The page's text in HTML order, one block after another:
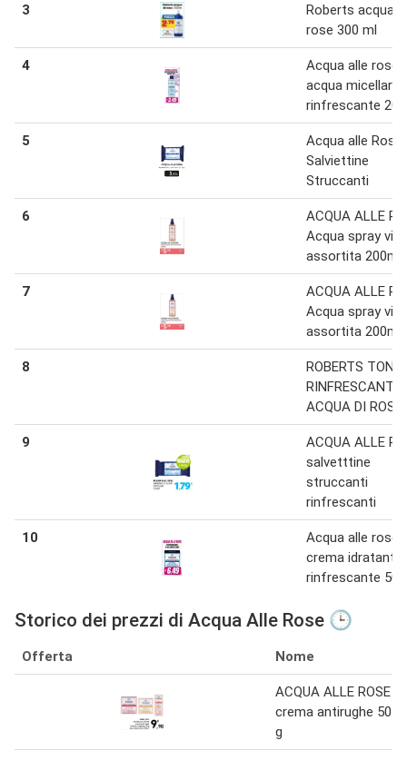
3
Roberts acqua di
rose 300 ml
4
Acqua alle rose
acqua micellare
rinfrescante
5
Acqua alle Rose
Salviettine
Struccanti
6
ACQUA ALLE
Acqua spray
assortita 200ml
7
ACQUA ALLE
Acqua spray
assortita 200ml
8
ROBERTS
RINFRESCANTE
ACQUA DI ROSE
9
ACQUA ALLE
salvetttine
struccanti
rinfrescanti
10
Acqua alle rose
crema idratante
rinfrescante 50
Storico dei prezzi di Acqua Alle Rose 🕒
Offerta Nome
ACQUA ALLE ROSE
crema antirughe 50
g